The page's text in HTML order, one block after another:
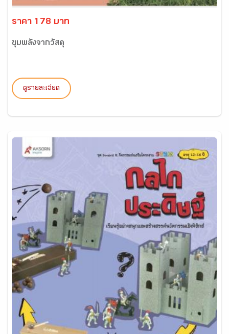
ราคา 178 บาท
ขุมพลังจากวัสดุ
ดูรายละเอียด